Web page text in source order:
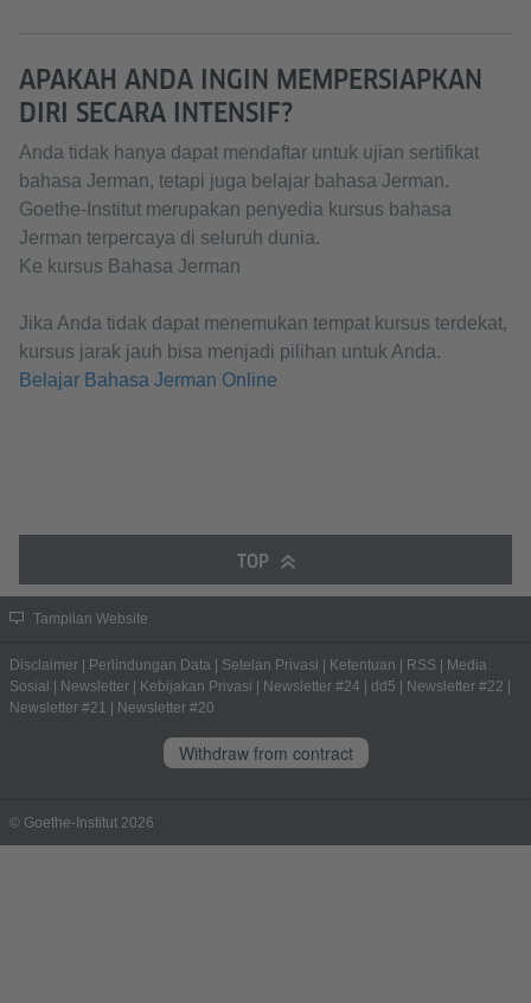
APAKAH ANDA INGIN MEMPERSIAPKAN
DIRI SECARA INTENSIF?
Anda tidak hanya dapat mendaftar untuk ujian sertifikat
bahasa Jerman, tetapi juga belajar bahasa Jerman.
Goethe-Institut merupakan penyedia kursus bahasa
Jerman terpercaya di seluruh dunia.
Ke kursus Bahasa Jerman
Jika Anda tidak dapat menemukan tempat kursus terdekat,
kursus jarak jauh bisa menjadi pilihan untuk Anda.
Belajar Bahasa Jerman Online
TOP
Tampilan Website
Disclaimer Perlindungan Data Setelan Privasi Ketentuan RSS
Media
Sosial
Newsletter Kebijakan Privasi Newsletter #24 dd5 Newsletter #22
Newsletter #21
Newsletter #20
Withdraw from contract
© Goethe-Institut 2026